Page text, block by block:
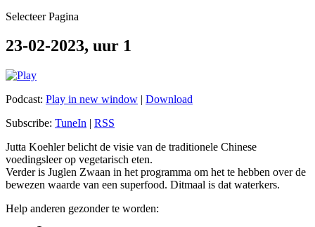
Selecteer Pagina
23-02-2023, uur 1
Podcast: Play in new window | Download
Subscribe: TuneIn | RSS
Jutta Koehler belicht de visie van de traditionele Chinese
voedingsleer op vegetarisch eten.
Verder is Juglen Zwaan in het programma om het te hebben over de
bewezen waarde van een superfood. Ditmaal is dat waterkers.
Help anderen gezonder te worden: